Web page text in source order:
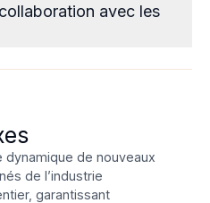
avec les
dynamique de nouveaux
de l’industrie
garantissant